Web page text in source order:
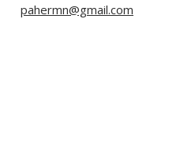
pahermn@gmail.com